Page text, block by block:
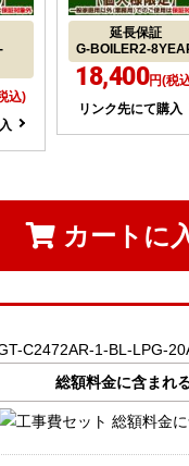
込)
延長保証
G-BOILER2-
18,400円(税
リンク先にて購入
カートに
C2472AR-1-BL-LPG-
総額料金に含まれ